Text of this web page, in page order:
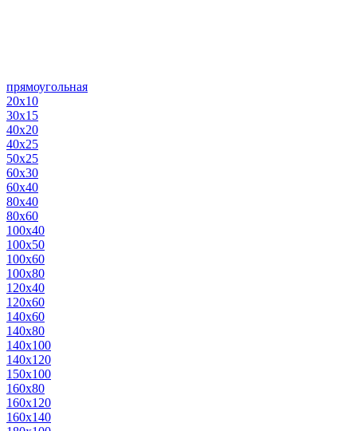
прямоугольная
20х10
30х15
40х20
40х25
50х25
60х30
60х40
80х40
80х60
100х40
100х50
100х60
100х80
120х40
120х60
140х60
140х80
140х100
140х120
150х100
160х80
160х120
160х140